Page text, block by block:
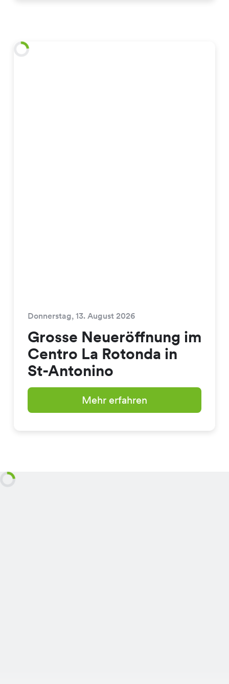
Donnerstag, 13. August 2026
Grosse Neueröffnung im
Centro La Rotonda in
St-Antonino
Mehr erfahren